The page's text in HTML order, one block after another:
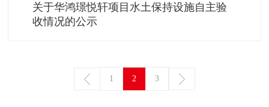
关于华鸿璟悦轩项目水土保持设施自主验
收情况的公示
1 2 3